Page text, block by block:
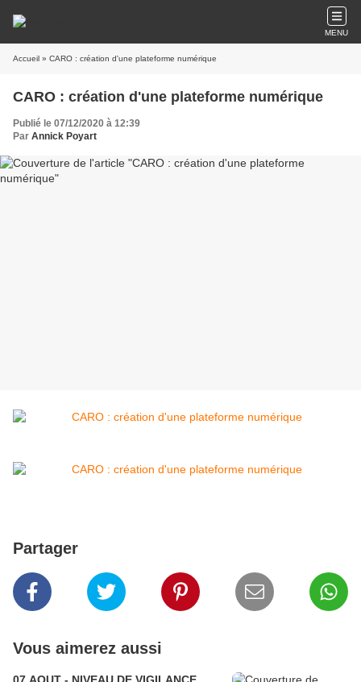
MENU
Accueil » CARO : création d'une plateforme numérique
CARO : création d'une plateforme numérique
Publié le 07/12/2020 à 12:39
Par Annick Poyart
Partager
Vous aimerez aussi